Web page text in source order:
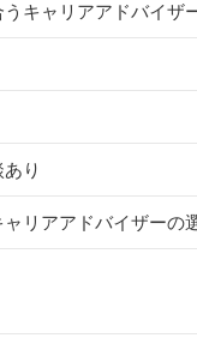
キャリアアドバイザ
り
ャリアアドバイザーの